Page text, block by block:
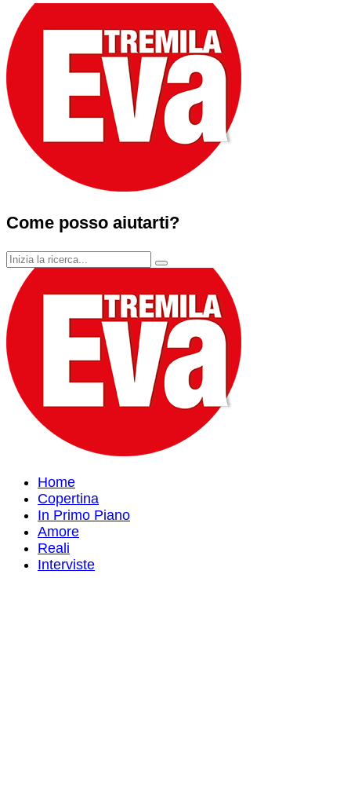
Come posso aiutarti?
Home
Copertina
In Primo Piano
Amore
Reali
Interviste